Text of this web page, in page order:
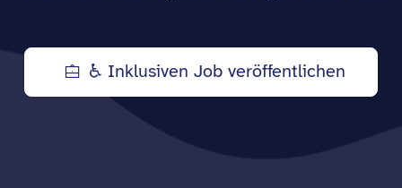
♿ Inklusiven Job veröffentlichen